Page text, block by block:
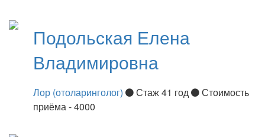
Подольская Елена
Владимировна
Лор (отоларинголог) Стаж 41 год
Стоимость
приёма - 4000